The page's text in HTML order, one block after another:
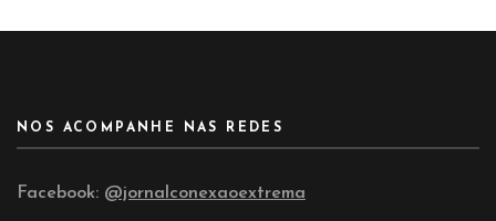
NOS ACOMPANHE NAS REDES
Facebook: @jornalconexaoextrema